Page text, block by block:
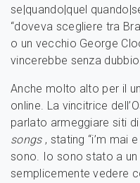
se|quando|quel
“doveva scegliere tra
o un vecchio George
vincerebbe senza
Anche molto alto per il
online. La vincitrice
parlato armeggiare siti
songs , stating “i’m mai
sono. Io sono stato a
semplicemente vedere